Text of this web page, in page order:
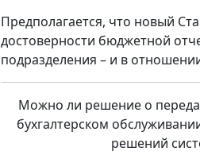
Предполагается, что новый
достоверности бюджетной
подразделения – и в
Можно ли решение о
бухгалтерском
решений